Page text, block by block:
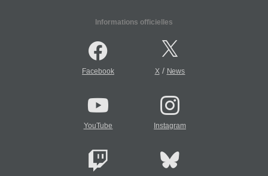
Informations officielles
Facebook X/ News
YouTube Instagram